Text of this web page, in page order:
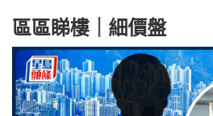
區區睇樓｜細價盤